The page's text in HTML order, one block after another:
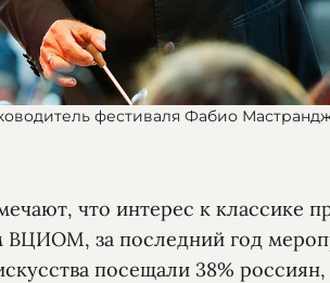
фестиваля Фабио
что интерес к классике
ВЦИОМ, за последний год
посещали 38%